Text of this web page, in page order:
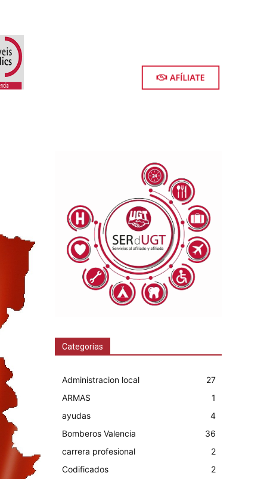
Categorías
Administracion local
27
ARMAS
1
ayudas
4
Bomberos Valencia
36
carrera profesional
2
Codificados
2